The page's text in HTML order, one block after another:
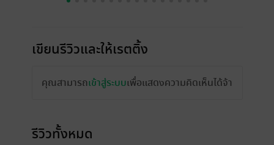
เขียนรีวิวและให้เรตติ้ง
คุณสามารถเข้าสู่ระบบเพื่อแสดงความคิดเห็นได้จ้า
รีวิวทั้งหมด